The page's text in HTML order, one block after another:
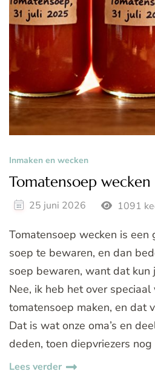
Inmaken en wecken
Tomatensoep wecken
25 juni 2026 1091
Tomatensoep wecken is een
soep te bewaren, en dan
soep bewaren, want dat kun
Nee, ik heb het over
tomatensoep maken, en dat
Dat is wat onze oma’s en
deden, toen diepvriezers
Lees verder